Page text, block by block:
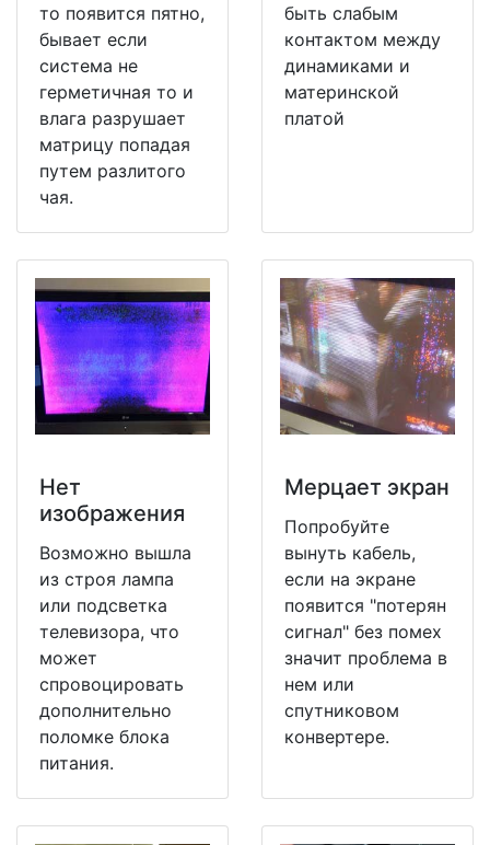
то появится пятно,
бывает если
система не
герметичная то и
влага разрушает
матрицу попадая
путем разлитого
чая.
быть слабым
контактом между
динамиками и
материнской
платой
Нет
изображения
Возможно вышла
из строя лампа
или подсветка
телевизора, что
может
спровоцировать
дополнительно
поломке блока
питания.
Мерцает экран
Попробуйте
вынуть кабель,
если на экране
появится "потерян
сигнал" без помех
значит проблема в
нем или
спутниковом
конвертере.